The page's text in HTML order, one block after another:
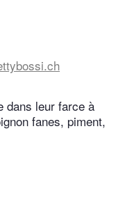
dans leur farce à
fanes, piment,